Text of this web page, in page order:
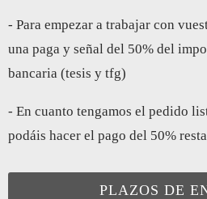
- Para empezar a trabajar con
una paga y señal del 50% del
bancaria (tesis y tfg)
- En cuanto tengamos el pedido
podáis hacer el pago del 50%
PLAZOS DE